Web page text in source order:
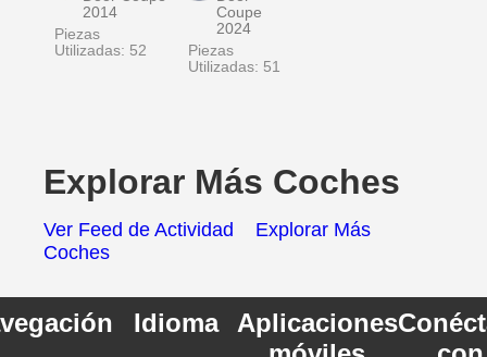
2014
Piezas
Utilizadas: 52
Coupe
2024
Piezas
Utilizadas: 51
Explorar Más Coches
Ver Feed de Actividad
Explorar Más
Coches
Idioma
Aplicaciones